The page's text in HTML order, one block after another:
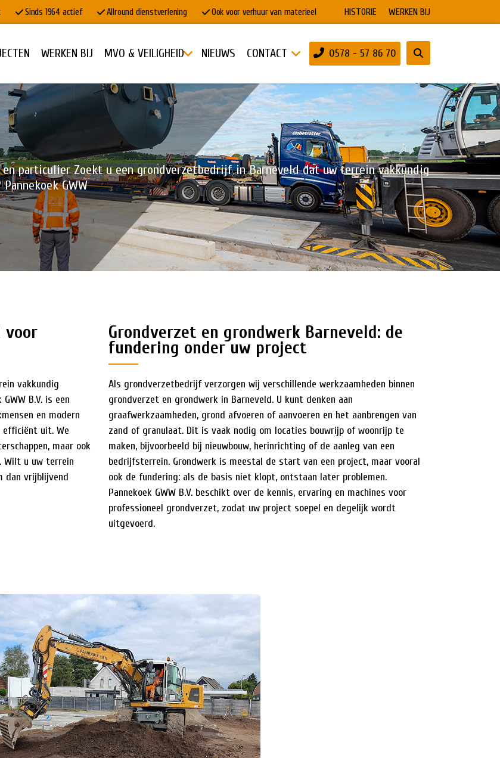
Sinds 1964 actief Allround dienstverlening Ook voor verhuur van materieel HISTORIE WERKEN BIJ
WERKEN BIJ MVO & VEILIGHEID NIEUWS CONTACT 0578 - 57 86 70
particulier Zoekt u een grondverzetbedrijf in Barneveld dat uw terrein vakkundig
GWW...
voor
vakkundig
B.V. is een
en modern
efficiënt uit. We
maar ook
Wilt u uw terrein
dan vrijblijvend
Grondverzet en grondwerk Barneveld: de
fundering onder uw project
Als grondverzetbedrijf verzorgen wij verschillende werkzaamheden binnen
grondverzet en grondwerk in Barneveld. U kunt denken aan
graafwerkzaamheden, grond afvoeren of aanvoeren en het aanbrengen van
zand of granulaat. Dit is vaak nodig om locaties bouwrijp of woonrijp te
maken, bijvoorbeeld bij nieuwbouw, herinrichting of de aanleg van een
bedrijfsterrein. Grondwerk is meestal de start van een project, maar vooral
ook de fundering: als de basis niet klopt, ontstaan later problemen.
Pannekoek GWW B.V. beschikt over de kennis, ervaring en machines voor
professioneel grondverzet, zodat uw project soepel en degelijk wordt
uitgevoerd.